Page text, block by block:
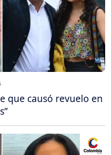
que causó revuelo en